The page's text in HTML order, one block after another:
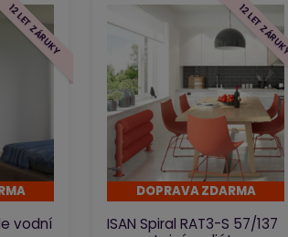
vodní
12 LET ZÁRUKY
DOPRAVA ZDARMA
ISAN Spiral RAT3-S 57/137
12 LET ZÁRUKY